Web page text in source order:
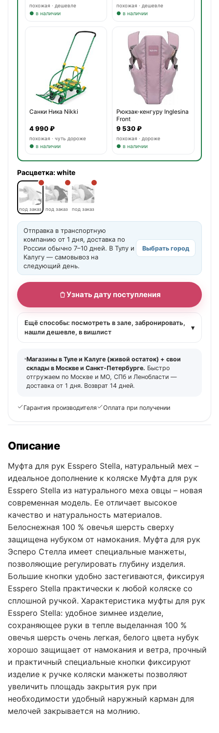
похожая · дешевле
● в наличии
похожая · дешевле
● в наличии
Санки Ника Nikki
4 990 ₽
похожая · чуть дороже
● в наличии
Рюкзак-кенгуру Inglesina
Front
9 530 ₽
похожая · дороже
● в наличии
Расцветка:white
под заказ под заказ под заказ
Отправка в транспортную
компанию от 1 дня, доставка по
России обычно 7–10 дней. В Тулу и
Калугу — самовывоз на
следующий день.
Выбрать город
Узнать дату поступления
Ещё способы: посмотреть в зале, забронировать,
нашли дешевле, в вишлист
▾
Магазины в Туле и Калуге (живой остаток) + свои
склады в Москве и Санкт-Петербурге. Быстро
отгружаем по Москве и МО, СПб и Ленобласти —
доставка от 1 дня. Возврат 14 дней.
Гарантия производителя Оплата при получении
Описание
Муфта для рук Esspero Stella, натуральный мех –
идеальное дополнение к коляске Муфта для рук
Esspero Stella из натурального меха овцы – новая
современная модель. Ее отличает высокое
качество и натуральность материалов.
Белоснежная 100 % овечья шерсть сверху
защищена нубуком от намокания. Муфта для рук
Эсперо Стелла имеет специальные манжеты,
позволяющие регулировать глубину изделия.
Большие кнопки удобно застегиваются, фиксируя
Esspero Stella практически к любой коляске со
сплошной ручкой. Характеристика муфты для рук
Esspero Stella: удобное зимнее изделие,
сохраняющее руки в тепле выделанная 100 %
овечья шерсть очень легкая, белого цвета нубук
хорошо защищает от намокания и ветра, прочный
и практичный специальные кнопки фиксируют
изделие к ручке коляски манжеты позволяют
увеличить площадь закрытия рук при
необходимости удобный наружный карман для
мелочей закрывается на молнию.